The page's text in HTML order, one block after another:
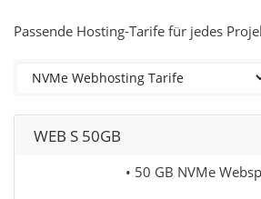
Passende Hosting-Tarife für jedes
WEB S 50GB
• 50 GB NVMe